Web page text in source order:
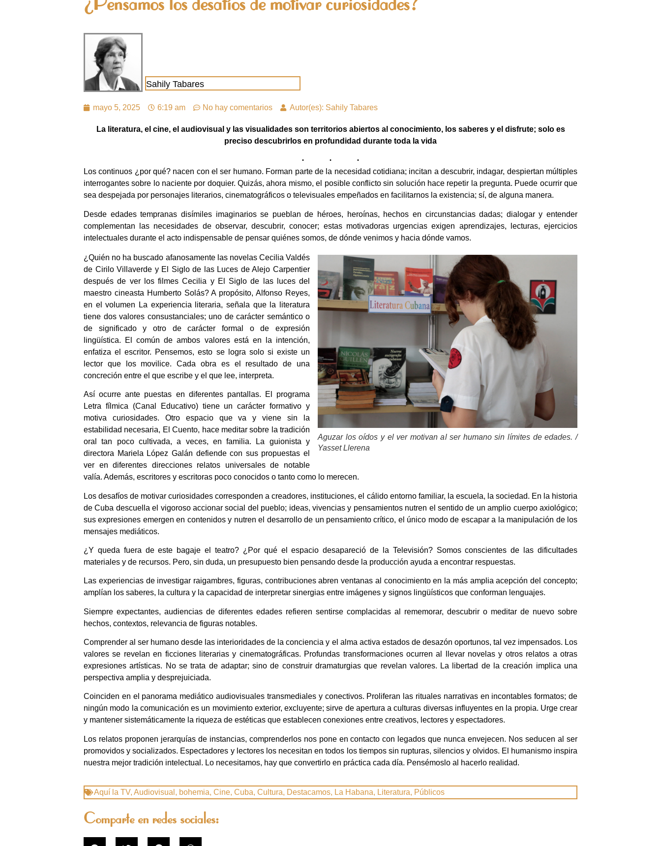
Sahily Tabares
mayo 5, 2025 6:19 am No hay comentarios Autor(es): Sahily Tabares
La literatura, el cine, el audiovisual y las visualidades son territorios abiertos al conocimiento, los saberes y el disfrute; solo es
preciso descubrirlos en profundidad durante toda la vida
Los continuos ¿por qué? nacen con el ser humano. Forman parte de la necesidad cotidiana; incitan a descubrir, indagar, despiertan múltiples
interrogantes sobre lo naciente por doquier. Quizás, ahora mismo, el posible conflicto sin solución hace repetir la pregunta. Puede ocurrir que
sea despejada por personajes literarios, cinematográficos o televisuales empeñados en facilitarnos la existencia; sí, de alguna manera.
Desde edades tempranas disímiles imaginarios se pueblan de héroes, heroínas, hechos en circunstancias dadas; dialogar y entender
complementan las necesidades de observar, descubrir, conocer; estas motivadoras urgencias exigen aprendizajes, lecturas, ejercicios
intelectuales durante el acto indispensable de pensar quiénes somos, de dónde venimos y hacia dónde vamos.
Aguzar los oídos y el ver motivan al ser humano sin límites de edades. /
Yasset Llerena
¿Quién no ha buscado afanosamente las novelas Cecilia Valdés
de Cirilo Villaverde y El Siglo de las Luces de Alejo Carpentier
después de ver los filmes Cecilia y El Siglo de las luces del
maestro cineasta Humberto Solás? A propósito, Alfonso Reyes,
en el volumen La experiencia literaria, señala que la literatura
tiene dos valores consustanciales; uno de carácter semántico o
de significado y otro de carácter formal o de expresión
lingüística. El común de ambos valores está en la intención,
enfatiza el escritor. Pensemos, esto se logra solo si existe un
lector que los movilice. Cada obra es el resultado de una
concreción entre el que escribe y el que lee, interpreta.
Así ocurre ante puestas en diferentes pantallas. El programa
Letra fílmica (Canal Educativo) tiene un carácter formativo y
motiva curiosidades. Otro espacio que va y viene sin la
estabilidad necesaria, El Cuento, hace meditar sobre la tradición
oral tan poco cultivada, a veces, en familia. La guionista y
directora Mariela López Galán defiende con sus propuestas el
ver en diferentes direcciones relatos universales de notable
valía. Además, escritores y escritoras poco conocidos o tanto como lo merecen.
Los desafíos de motivar curiosidades corresponden a creadores, instituciones, el cálido entorno familiar, la escuela, la sociedad. En la historia
de Cuba descuella el vigoroso accionar social del pueblo; ideas, vivencias y pensamientos nutren el sentido de un amplio cuerpo axiológico;
sus expresiones emergen en contenidos y nutren el desarrollo de un pensamiento crítico, el único modo de escapar a la manipulación de los
mensajes mediáticos.
¿Y queda fuera de este bagaje el teatro? ¿Por qué el espacio desapareció de la Televisión? Somos conscientes de las dificultades
materiales y de recursos. Pero, sin duda, un presupuesto bien pensando desde la producción ayuda a encontrar respuestas.
Las experiencias de investigar raigambres, figuras, contribuciones abren ventanas al conocimiento en la más amplia acepción del concepto;
amplían los saberes, la cultura y la capacidad de interpretar sinergias entre imágenes y signos lingüísticos que conforman lenguajes.
Siempre expectantes, audiencias de diferentes edades refieren sentirse complacidas al rememorar, descubrir o meditar de nuevo sobre
hechos, contextos, relevancia de figuras notables.
Comprender al ser humano desde las interioridades de la conciencia y el alma activa estados de desazón oportunos, tal vez impensados. Los
valores se revelan en ficciones literarias y cinematográficas. Profundas transformaciones ocurren al llevar novelas y otros relatos a otras
expresiones artísticas. No se trata de adaptar; sino de construir dramaturgias que revelan valores. La libertad de la creación implica una
perspectiva amplia y desprejuiciada.
Coinciden en el panorama mediático audiovisuales transmediales y conectivos. Proliferan las rituales narrativas en incontables formatos; de
ningún modo la comunicación es un movimiento exterior, excluyente; sirve de apertura a culturas diversas influyentes en la propia. Urge crear
y mantener sistemáticamente la riqueza de estéticas que establecen conexiones entre creativos, lectores y espectadores.
Los relatos proponen jerarquías de instancias, comprenderlos nos pone en contacto con legados que nunca envejecen. Nos seducen al ser
promovidos y socializados. Espectadores y lectores los necesitan en todos los tiempos sin rupturas, silencios y olvidos. El humanismo inspira
nuestra mejor tradición intelectual. Lo necesitamos, hay que convertirlo en práctica cada día. Pensémoslo al hacerlo realidad.
Aquí la TV, Audiovisual , bohemia, Cine, Cuba, Cultura, Destacamos, La Habana, Literatura, Públicos
Comparte en redes sociales: